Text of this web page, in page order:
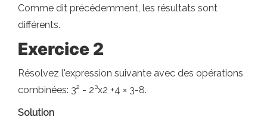
Comme dit précédemment, les résultats sont
différents.
Exercice 2
Résolvez l'expression suivante avec des opérations
combinées: 3² - 2³x2 +4 × 3-8.
Solution